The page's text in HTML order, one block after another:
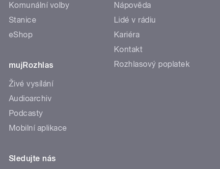
Komunální volby
Stanice
eShop
mujRozhlas
Živé vysílání
Audioarchiv
Podcasty
Mobilní aplikace
Nápověda
Lidé v rádiu
Kariéra
Kontakt
Rozhlasový poplatek
Sledujte nás